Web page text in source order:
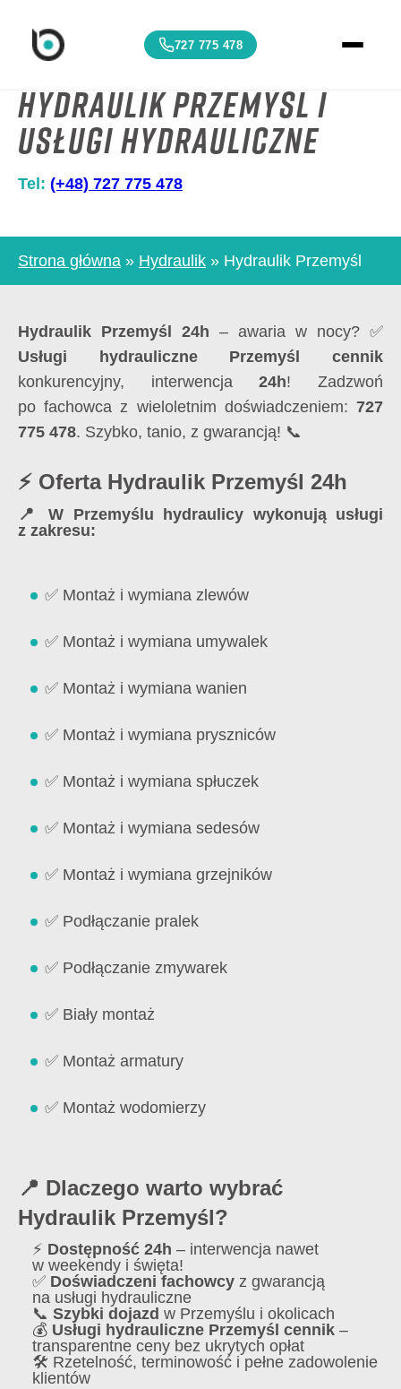
727 775 478
Hydraulik Przemyśl i
usługi hydrauliczne
Tel: (+48) 727 775 478
Strona główna » Hydraulik » Hydraulik Przemyśl
Hydraulik Przemyśl 24h – awaria w nocy? ✅
Usługi hydrauliczne Przemyśl cennik
konkurencyjny, interwencja24h! Zadzwoń
po fachowca z wieloletnim doświadczeniem: 727
775 478. Szybko, tanio, z gwarancją! 📞
⚡ Oferta Hydraulik Przemyśl 24h
📍 W Przemyślu hydraulicy wykonują usługi
z zakresu:
✅ Montaż i wymiana zlewów
✅ Montaż i wymiana umywalek
✅ Montaż i wymiana wanien
✅ Montaż i wymiana pryszniców
✅ Montaż i wymiana spłuczek
✅ Montaż i wymiana sedesów
✅ Montaż i wymiana grzejników
✅ Podłączanie pralek
✅ Podłączanie zmywarek
✅ Biały montaż
✅ Montaż armatury
✅ Montaż wodomierzy
📍 Dlaczego warto wybrać
Hydraulik Przemyśl?
⚡ Dostępność 24h – interwencja nawet
w weekendy i święta!
✅ Doświadczeni fachowcy z gwarancją
na usługi hydrauliczne
📞 Szybki dojazd w Przemyślu i okolicach
💰 Usługi hydrauliczne Przemyśl cennik –
transparentne ceny bez ukrytych opłat
🛠️ Rzetelność, terminowość i pełne zadowolenie
klientów